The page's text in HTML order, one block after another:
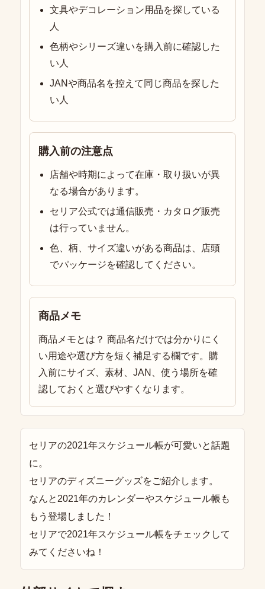
文具やデコレーション用品を探している
人
色柄やシリーズ違いを購入前に確認した
い人
JANや商品名を控えて同じ商品を探した
い人
購入前の注意点
店舗や時期によって在庫・取り扱いが異
なる場合があります。
セリア公式では通信販売・カタログ販売
は行っていません。
色、柄、サイズ違いがある商品は、店頭
でパッケージを確認してください。
商品メモ
商品メモとは？ 商品名だけでは分かりにく
い用途や選び方を短く補足する欄です。購
入前にサイズ、素材、JAN、使う場所を確
認しておくと選びやすくなります。
セリアの2021年スケジュール帳が可愛いと話題
に。
セリアのディズニーグッズをご紹介します。
なんと2021年のカレンダーやスケジュール帳も
もう登場しました！
セリアで2021年スケジュール帳をチェックして
みてくださいね！